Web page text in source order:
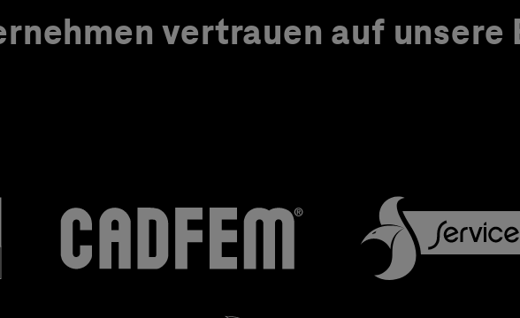
vertrauen auf unsere